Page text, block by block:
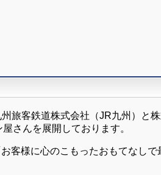
旅客鉄道株式会社（JR九州）と
さんを展開しております。
客様に心のこもったおもてなし